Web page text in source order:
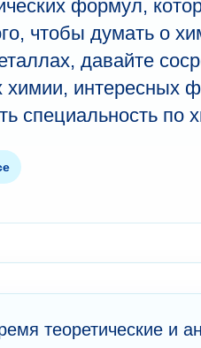
формул,
чтобы думать о
давайте
химии, интересных
специальность по
теоретические и